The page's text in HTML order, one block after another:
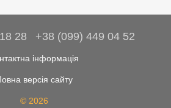
28 +38 (099) 449 04 52
інформація
версія сайту
© 2026